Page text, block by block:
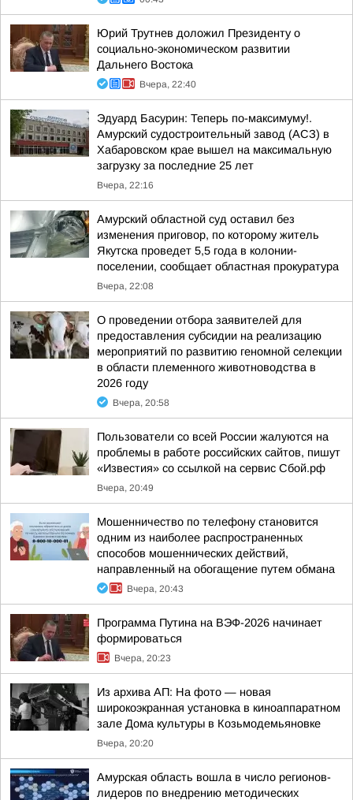
Юрий Трутнев доложил Президенту о
социально-экономическом развитии
Дальнего Востока
Вчера, 22:40
Эдуард Басурин: Теперь по-максимуму!.
Амурский судостроительный завод (АСЗ) в
Хабаровском крае вышел на максимальную
загрузку за последние 25 лет
Вчера, 22:16
Амурский областной суд оставил без
изменения приговор, по которому житель
Якутска проведет 5,5 года в колонии-
поселении, сообщает областная прокуратура
Вчера, 22:08
О проведении отбора заявителей для
предоставления субсидии на реализацию
мероприятий по развитию геномной селекции
в области племенного животноводства в
2026 году
Вчера, 20:58
Пользователи со всей России жалуются на
проблемы в работе российских сайтов, пишут
«Известия» со ссылкой на сервис Сбой.рф
Вчера, 20:49
Мошенничество по телефону становится
одним из наиболее распространенных
способов мошеннических действий,
направленный на обогащение путем обмана
Вчера, 20:43
Программа Путина на ВЭФ-2026 начинает
формироваться
Вчера, 20:23
Из архива АП: На фото — новая
широкоэкранная установка в киноаппаратном
зале Дома культуры в Козьмодемьяновке
Вчера, 20:20
Амурская область вошла в число регионов-
лидеров по внедрению методических